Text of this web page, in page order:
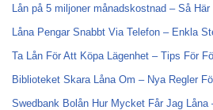
Lån på 5 miljoner månadskostnad – Så
Låna Pengar Snabbt Via Telefon – Enkla
Ta Lån För Att Köpa Lägenhet – Tips För
Biblioteket Skara Låna Om – Nya Regler
Swedbank Bolån Hur Mycket Får Jag